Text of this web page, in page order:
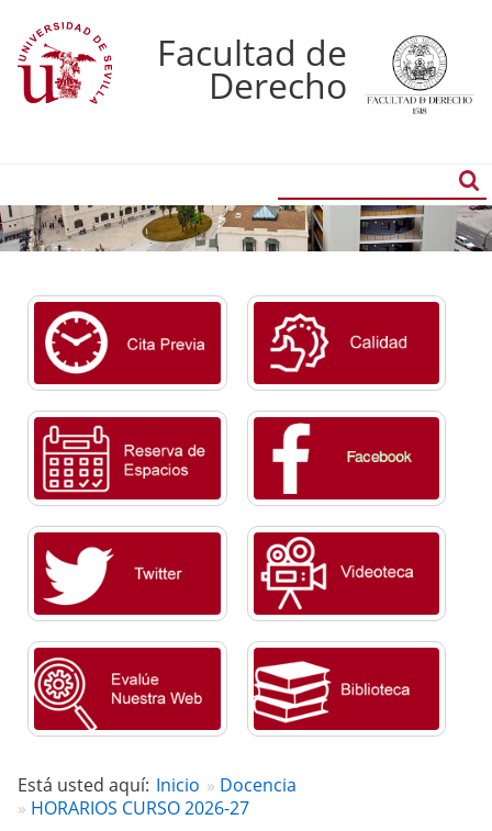
Facultad de
Derecho
Está usted aquí: Inicio
Docencia
HORARIOS CURSO 2026-27